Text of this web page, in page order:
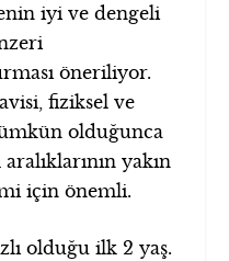
iyi ve dengeli
öneriliyor.
fiziksel ve
olduğunca
yakın
için önemli.
olduğu ilk 2 yaş.